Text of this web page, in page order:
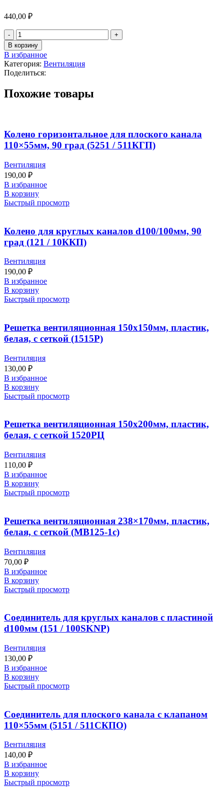
440,00 ₽
В корзину
В избранное
Категория: Вентиляция
Поделиться:
Похожие товары
Колено горизонтальное для плоского канала
110×55мм, 90 град (5251 / 511КГП)
Вентиляция
190,00 ₽
В избранное
В корзину
Быстрый просмотр
Колено для круглых каналов d100/100мм, 90
град (121 / 10ККП)
Вентиляция
190,00 ₽
В избранное
В корзину
Быстрый просмотр
Решетка вентиляционная 150х150мм, пластик,
белая, с сеткой (1515Р)
Вентиляция
130,00 ₽
В избранное
В корзину
Быстрый просмотр
Решетка вентиляционная 150х200мм, пластик,
белая, с сеткой 1520РЦ
Вентиляция
110,00 ₽
В избранное
В корзину
Быстрый просмотр
Решетка вентиляционная 238×170мм, пластик,
белая, с сеткой (МВ125-1с)
Вентиляция
70,00 ₽
В избранное
В корзину
Быстрый просмотр
Соединитель для круглых каналов с пластиной
d100мм (151 / 100SKNP)
Вентиляция
130,00 ₽
В избранное
В корзину
Быстрый просмотр
Соединитель для плоского канала с клапаном
110×55мм (5151 / 511СКПО)
Вентиляция
140,00 ₽
В избранное
В корзину
Быстрый просмотр